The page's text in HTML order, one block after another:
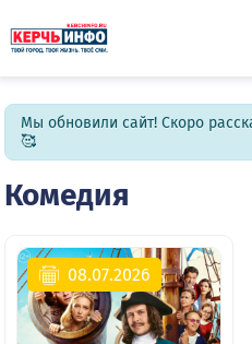
Мы обновили сайт! Скоро
🥰
Комедия
08.07.2026